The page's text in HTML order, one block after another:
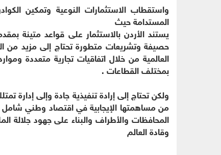
واستقطاب الاستثمارات النوعية وتمكين
المستدامة حيث
يستند الأردن بالاستثمار على قواعد متينة
حصيفة وتشريعات متطورة تحتاج إلى مزيد من
العالمية من خلال اتفاقيات تجارية متعددة
بمختلف القطاعات .
ولكن تحتاج إلى إرادة تنفيذية جادة وإلى إدارة
من مساهمتها الإيجابية في اقتصاد وطني
المحافظات والأطراف والبناء على جهود جلالة
وقادة العالم